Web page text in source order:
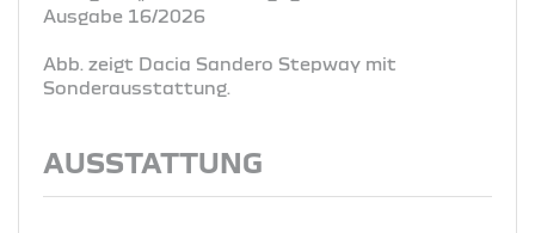
Ausgabe 16/2026
Abb. zeigt Dacia Sandero Stepway mit
Sonderausstattung.
AUSSTATTUNG